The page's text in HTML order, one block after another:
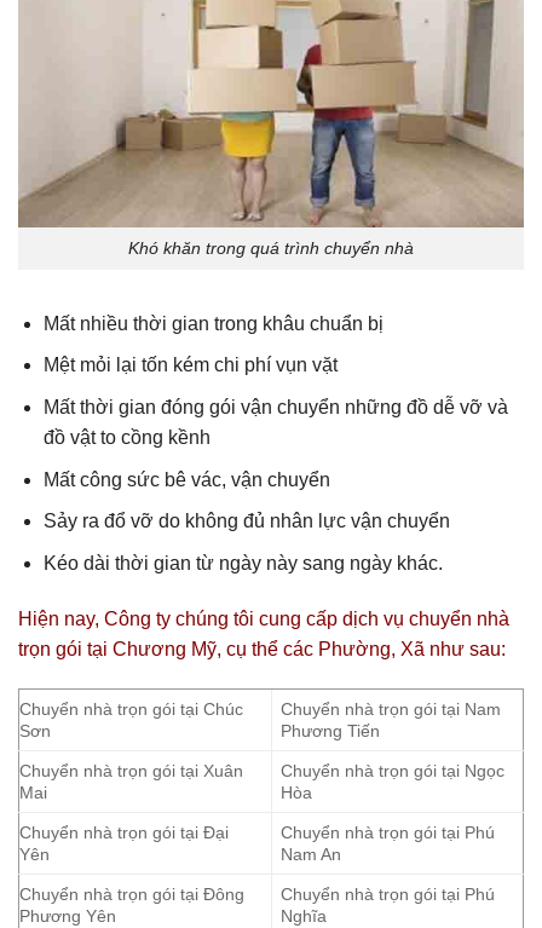
Khó khăn trong quá trình chuyển nhà
Mất nhiều thời gian trong khâu chuẩn bị
Mệt mỏi lại tốn kém chi phí vụn vặt
Mất thời gian đóng gói vận chuyển những đồ dễ vỡ và
đồ vật to cồng kềnh
Mất công sức bê vác, vận chuyển
Sảy ra đổ vỡ do không đủ nhân lực vận chuyển
Kéo dài thời gian từ ngày này sang ngày khác.
Hiện nay, Công ty chúng tôi cung cấp dịch vụ chuyển nhà
trọn gói tại Chương Mỹ, cụ thể các Phường, Xã như sau:
Chuyển nhà trọn gói tại Chúc
Sơn
Chuyển nhà trọn gói tại Nam
Phương Tiến
Chuyển nhà trọn gói tại Xuân
Mai
Chuyển nhà trọn gói tại Ngọc
Hòa
Chuyển nhà trọn gói tại Đại
Yên
Chuyển nhà trọn gói tại Phú
Nam An
Chuyển nhà trọn gói tại Đông
Phương Yên
Chuyển nhà trọn gói tại Phú
Nghĩa